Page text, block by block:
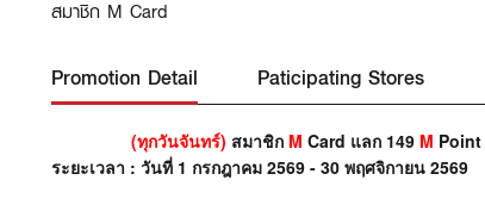
สมาชิก M Card
Promotion Detail Paticipating Stores
(ทุกวันจันทร์) สมาชิก M Card แลก 149 M Point
ระยะเวลา : วันที่ 1 กรกฎาคม 2569 - 30 พฤศจิกายน 2569